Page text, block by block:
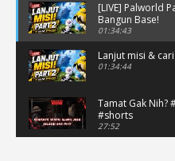
[LIVE] Palworld
Bangun Base!
01:34:43
Lanjut misi &
01:34:44
Tamat Gak
#shorts
27:52